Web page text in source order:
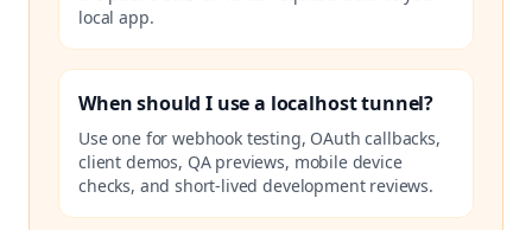
local app.
When should I use a localhost tunnel?
Use one for webhook testing, OAuth callbacks,
client demos, QA previews, mobile device
checks, and short-lived development reviews.